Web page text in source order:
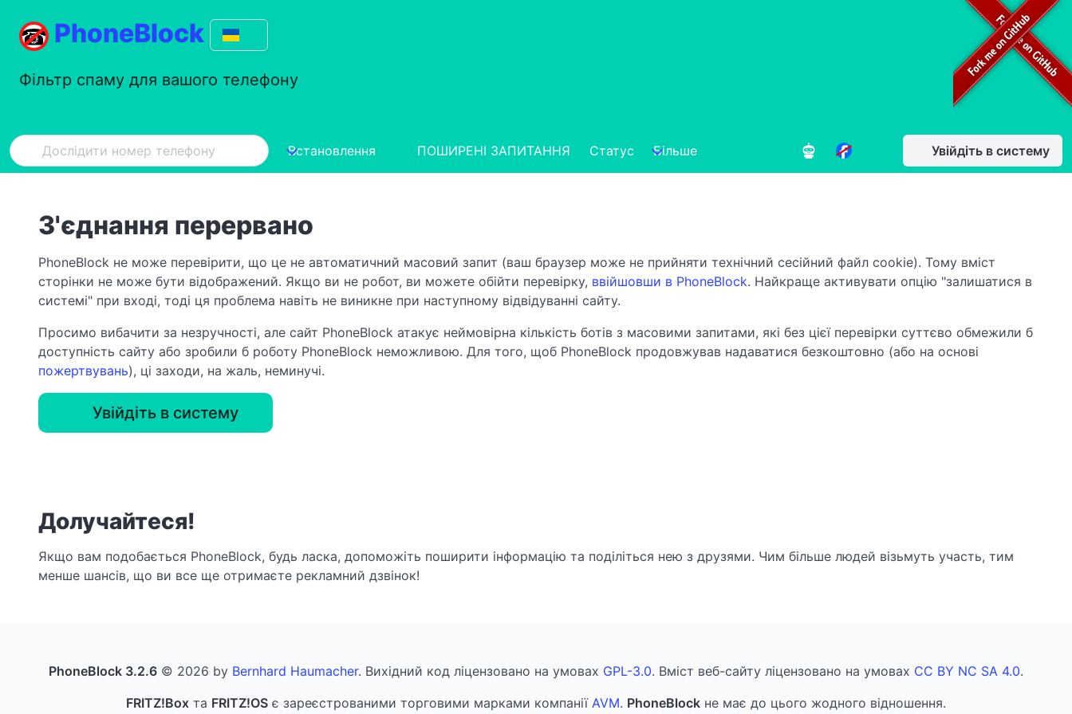
PhoneBlock
Фільтр спаму для вашого телефону
Встановлення ПОШИРЕНІ ЗАПИТАННЯ Статус Більше Увійдіть в систему
З'єднання перервано
PhoneBlock не може перевірити, що це не автоматичний масовий запит (ваш браузер може не прийняти технічний сесійний файл cookie). Тому вміст
сторінки не може бути відображений. Якщо ви не робот, ви можете обійти перевірку, ввійшовши в PhoneBlock. Найкраще активувати опцію "залишатися в
системі" при вході, тоді ця проблема навіть не виникне при наступному відвідуванні сайту.
Просимо вибачити за незручності, але сайт PhoneBlock атакує неймовірна кількість ботів з масовими запитами, які без цієї перевірки суттєво обмежили б
доступність сайту або зробили б роботу PhoneBlock неможливою. Для того, щоб PhoneBlock продовжував надаватися безкоштовно (або на основі
пожертвувань), ці заходи, на жаль, неминучі.
Увійдіть в систему
Долучайтеся!
Якщо вам подобається PhoneBlock, будь ласка, допоможіть поширити інформацію та поділіться нею з друзями. Чим більше людей візьмуть участь, тим
менше шансів, що ви все ще отримаєте рекламний дзвінок!
PhoneBlock 3.2.6 © 2026 by Bernhard Haumacher. Вихідний код ліцензовано на умовах GPL-3.0. Вміст веб-сайту ліцензовано на умовах CC BY NC SA 4.0.
FRITZ!Box та FRITZ!OS є зареєстрованими торговими марками компанії AVM. PhoneBlock не має до цього жодного відношення.